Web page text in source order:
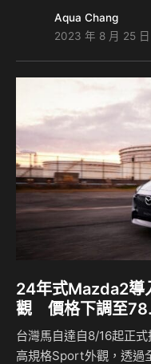
MAZDA2以現行高階
單一車系編成15S
萬，標配 Smart
CarPlay、倒車顯影系
能(RCTA)及6 具安全輔
完整的安全及便利配備
Aqua Chang
2023 年 8 月 25 日
24年式Mazda2導
觀 價格下調至
台灣馬自達自8/16起正
高規格Sport外觀，透過